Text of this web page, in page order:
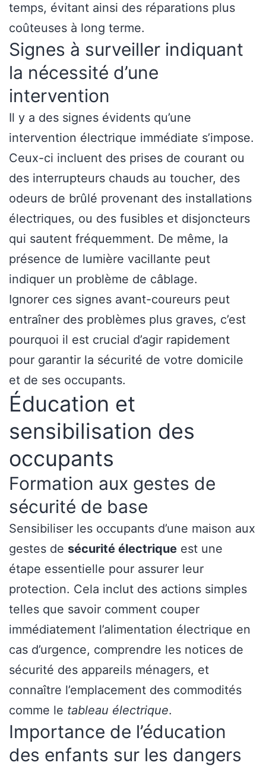
temps, évitant ainsi des réparations plus
coûteuses à long terme.
Signes à surveiller indiquant
la nécessité d’une
intervention
Il y a des signes évidents qu’une
intervention électrique immédiate s’impose.
Ceux-ci incluent des prises de courant ou
des interrupteurs chauds au toucher, des
odeurs de brûlé provenant des installations
électriques, ou des fusibles et disjoncteurs
qui sautent fréquemment. De même, la
présence de lumière vacillante peut
indiquer un problème de câblage.
Ignorer ces signes avant-coureurs peut
entraîner des problèmes plus graves, c’est
pourquoi il est crucial d’agir rapidement
pour garantir la sécurité de votre domicile
et de ses occupants.
Éducation et
sensibilisation des
occupants
Formation aux gestes de
sécurité de base
Sensibiliser les occupants d’une maison aux
gestes de sécurité électrique est une
étape essentielle pour assurer leur
protection. Cela inclut des actions simples
telles que savoir comment couper
immédiatement l’alimentation électrique en
cas d’urgence, comprendre les notices de
sécurité des appareils ménagers, et
connaître l’emplacement des commodités
comme le tableau électrique.
Importance de l’éducation
des enfants sur les dangers